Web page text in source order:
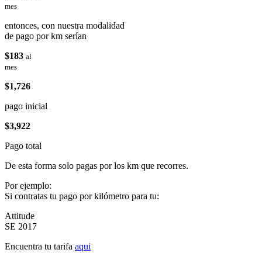
mes
entonces, con nuestra modalidad
de pago por km serían
$183 al
mes
$1,726
pago inicial
$3,922
Pago total
De esta forma solo pagas por los km que recorres.
Por ejemplo:
Si contratas tu pago por kilómetro para tu:
Attitude
SE 2017
Encuentra tu tarifa aqui